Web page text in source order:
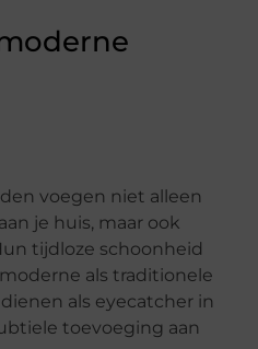
voegen niet alleen
je huis, maar ook
tijdloze schoonheid
als traditionele
als eyecatcher in
toevoeging aan